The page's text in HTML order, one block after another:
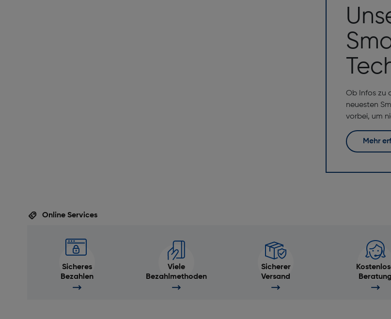
Ob Infos zu
neuesten
vorbei, um
Mehr
Online Services
Sicheres
Bezahlen
Viele
Bezahlmethoden
Sicherer
Versand
Beratung